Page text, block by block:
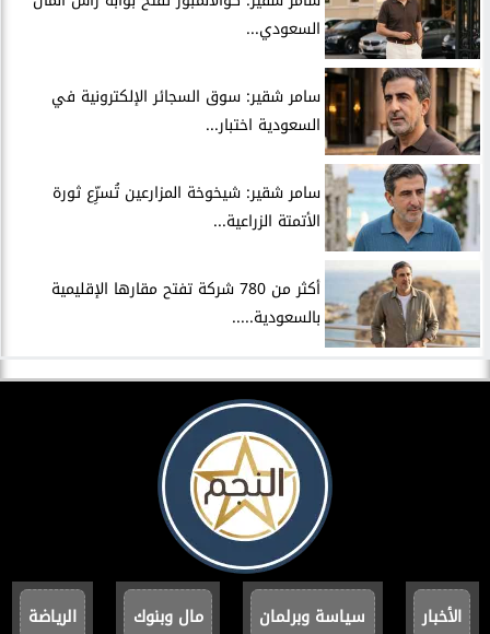
السعودي...
سامر شقير: سوق السجائر الإلكترونية في
السعودية اختبار...
سامر شقير: شيخوخة المزارعين تُسرِّع ثورة
الأتمتة الزراعية...
أكثر من 780 شركة تفتح مقارها الإقليمية
بالسعودية.....
الأخبار سياسة وبرلمان مال وبنوك الرياضة